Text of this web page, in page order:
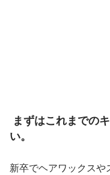
い。
新卒でヘアワックス